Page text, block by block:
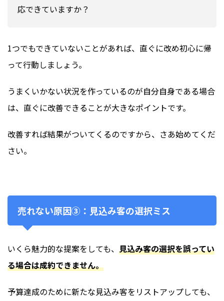
応できていますか？
1つでもできていないことがあれば、直ぐに改め初心に帰
って行動しましょう。
うまくいかない状況を作っているのが自分自身である場合
は、直ぐに改善できることが大きなポイントです。
改善すれば結果がついてくるのですから、さあ始めてくだ
さい。
売れない原因③：見込み客の選択ミス
いくら魅力的な提案をしても、 見込み客の選択を誤ってい
る場合は成約できません。
予算達成のために新たな見込み客をリストアップしても、